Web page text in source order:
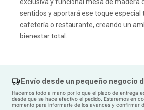
exclusiva y funcional mesa de madera
sentidos y aportará ese toque especial
cafetería o restaurante, creando un
bienestar total.
tablero presentará en el dorso las
un destornillador de estrella. Los
Envío desde un pequeño negocio
Hacemos todo a mano por lo que el plazo de entrega
desde que se hace efectivo el pedido. Estaremos en
momento para informarte de los avances y confirmar